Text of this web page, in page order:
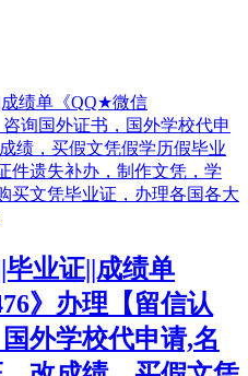
业证||成绩单
》办理【留信认
外学校代申请,名